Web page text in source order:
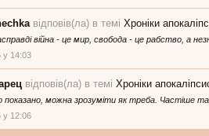
відповів(ла) в темі Хроніки
війна - це мир, свобода - це рабство, а
у 14:03
відповів(ла) в темі Хроніки
можна зрозуміти як треба. Частіше
у 12:06